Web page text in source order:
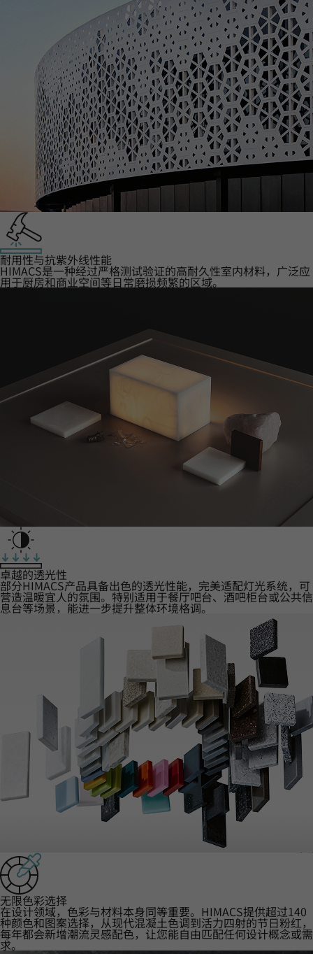
耐用性与抗紫外线性能
HIMACS是一种经过严格测试验证的高耐久性室内材料，广泛应
用于厨房和商业空间等日常磨损频繁的区域。
卓越的透光性
部分HIMACS产品具备出色的透光性能，完美适配灯光系统，可
营造温暖宜人的氛围。特别适用于餐厅吧台、酒吧柜台或公共信
息台等场景，能进一步提升整体环境格调。
‌无限色彩选择‌
在设计领域，色彩与材料本身同等重要。HIMACS提供超过140
种颜色和图案选择，从现代混凝土色调到活力四射的节日粉红，
每年都会新增潮流灵感配色，让您能自由匹配任何设计概念或需
求。